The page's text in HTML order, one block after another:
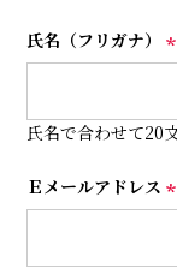
氏名（フリガナ）
)
氏名で合わせて20
Ｅメールアドレス